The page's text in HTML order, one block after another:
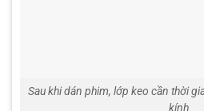
Sau khi dán phim, lớp keo cần thời
kính